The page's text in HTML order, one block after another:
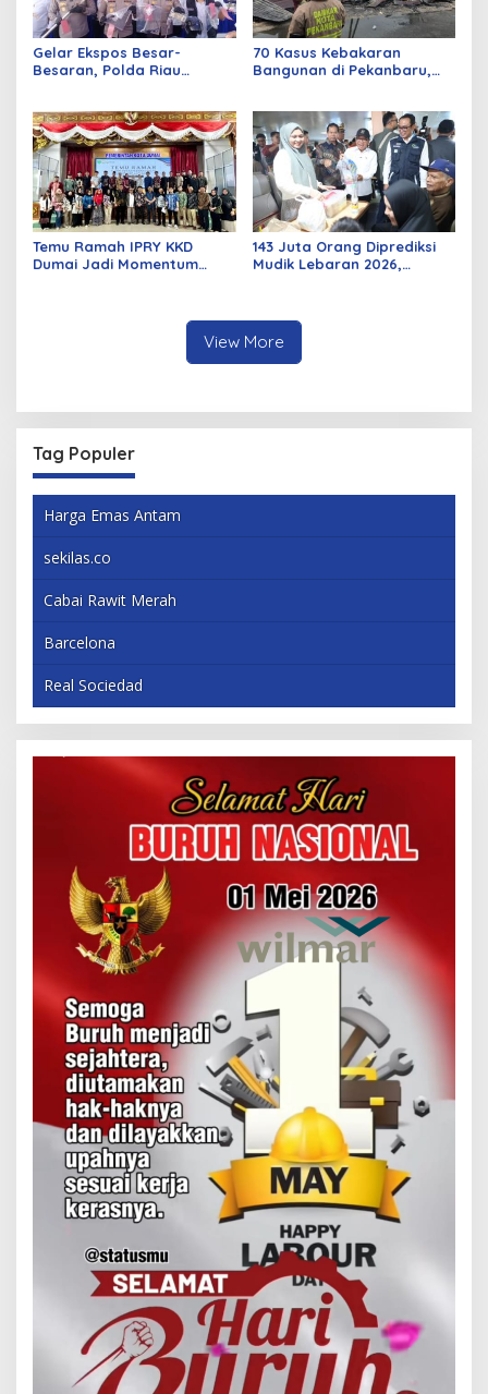
Gelar Ekspos Besar-
Besaran, Polda Riau
Curanmor
70 Kasus Kebakaran
Bangunan di Pekanbaru,
Temu Ramah IPRY KKD
Dumai Jadi Momentum
143 Juta Orang Diprediksi
Mudik Lebaran 2026,
View More
Tag Populer
Harga Emas Antam
sekilas.co
Cabai Rawit Merah
Barcelona
Real Sociedad